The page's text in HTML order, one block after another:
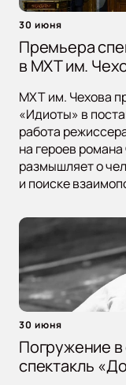
30 июня
Премьера
в МХТ им.
МХТ им. Чехова
«Идиоты» в
работа
на героев
размышляет о
и поиске
30 июня
Погружение в
спектакль